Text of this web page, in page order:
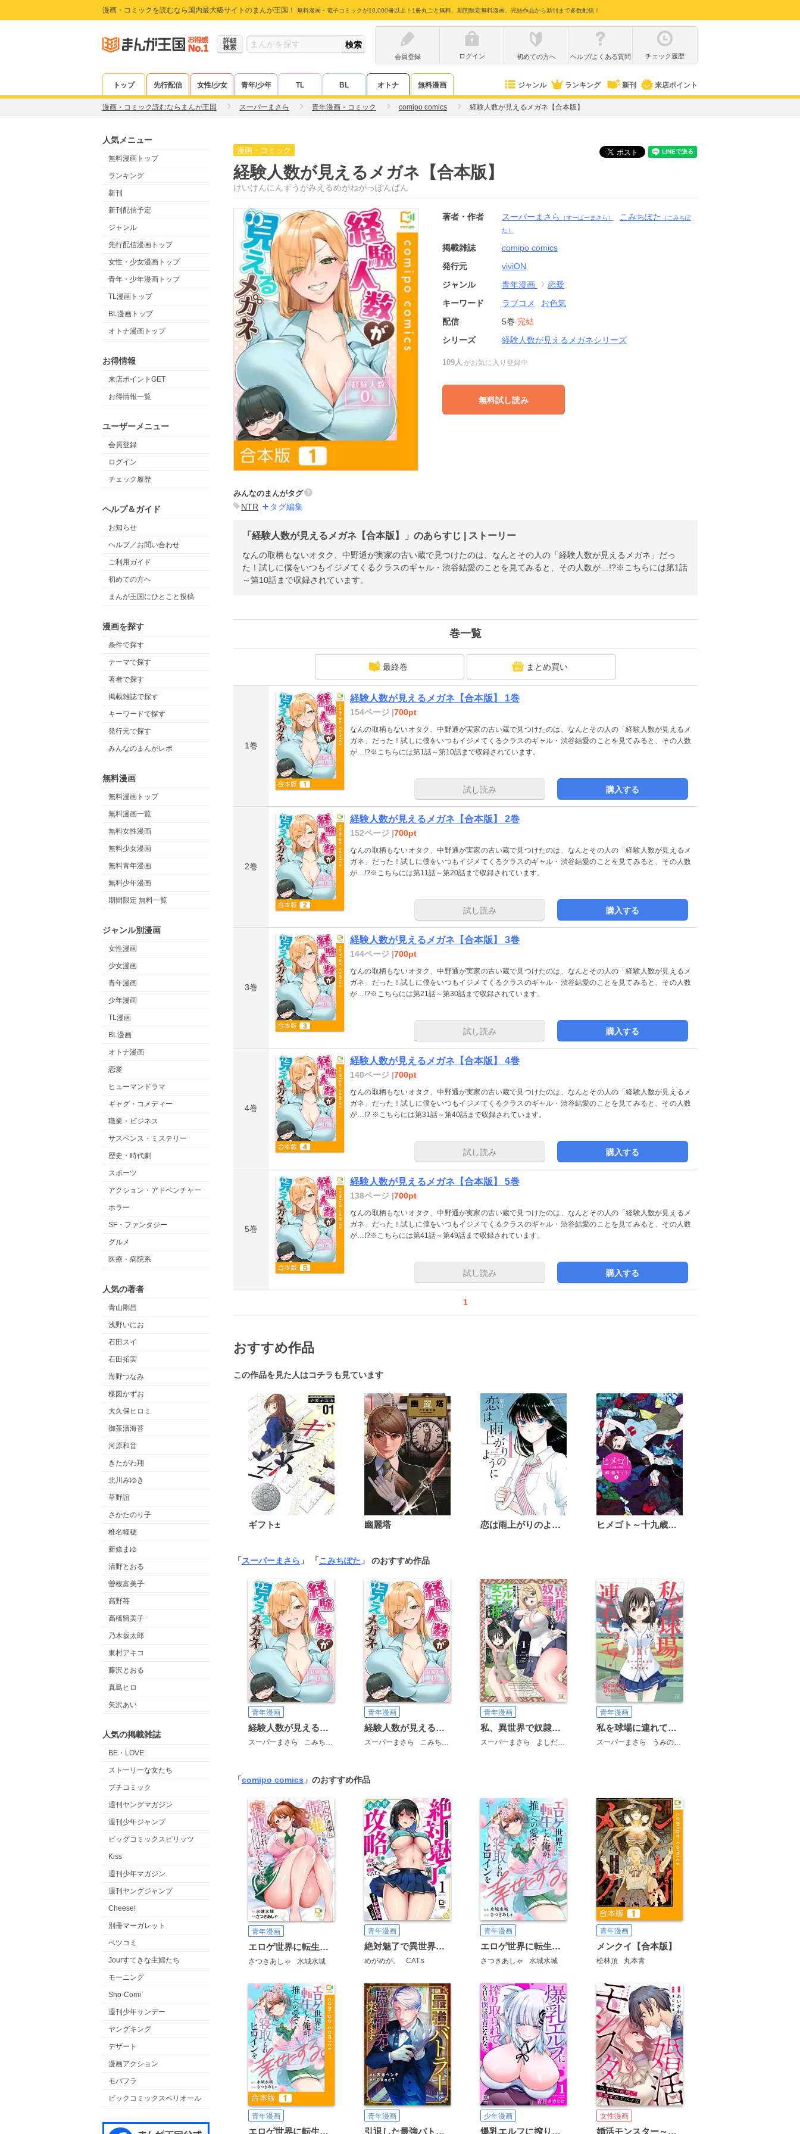
漫画・コミックを読むなら国内最大級サイトのまんが王国！ 無料漫画・電子コミックが10,000冊以上！1冊丸ごと無料、期間限定無料漫画、完結作品から新刊まで多数配信！
詳細
検索
会員登録
ログイン 初めての方へ ヘルプ/よくある質問 チェック履歴
トップ 先行配信 女性/少女 青年/少年 TL BL オトナ 無料漫画 ジャンル ランキング 新刊 来店ポイント
漫画・コミック読むならまんが王国 スーパーまさら 青年漫画・コミック comipo comics 経験人数が見えるメガネ【合本版】
人気メニュー
無料漫画トップ
ランキング
新刊
新刊配信予定
ジャンル
先行配信漫画トップ
女性・少女漫画トップ
青年・少年漫画トップ
TL漫画トップ
BL漫画トップ
オトナ漫画トップ
お得情報
来店ポイントGET
お得情報一覧
ユーザーメニュー
会員登録
ログイン
チェック履歴
ヘルプ＆ガイド
お知らせ
ヘルプ／お問い合わせ
ご利用ガイド
初めての方へ
まんが王国にひとこと投稿
漫画を探す
条件で探す
テーマで探す
著者で探す
掲載雑誌で探す
キーワードで探す
発行元で探す
みんなのまんがレポ
無料漫画
無料漫画トップ
無料漫画一覧
無料女性漫画
無料少女漫画
無料青年漫画
無料少年漫画
期間限定 無料一覧
ジャンル別漫画
女性漫画
少女漫画
青年漫画
少年漫画
TL漫画
BL漫画
オトナ漫画
恋愛
ヒューマンドラマ
ギャグ・コメディー
職業・ビジネス
サスペンス・ミステリー
歴史・時代劇
スポーツ
アクション・アドベンチャー
ホラー
SF・ファンタジー
グルメ
医療・病院系
人気の著者
青山剛昌
浅野いにお
石田スイ
石田拓実
海野つなみ
楳図かずお
大久保ヒロミ
御茶漬海苔
河原和音
きたがわ翔
北川みゆき
草野誼
さかたのり子
椎名軽穂
新條まゆ
清野とおる
曽根富美子
高野苺
高橋留美子
乃木坂太郎
東村アキコ
藤沢とおる
真島ヒロ
矢沢あい
人気の掲載雑誌
BE・LOVE
ストーリーな女たち
プチコミック
週刊ヤングマガジン
週刊少年ジャンプ
ビッグコミックスピリッツ
Kiss
週刊少年マガジン
週刊ヤングジャンプ
Cheese!
別冊マーガレット
ベツコミ
Jourすてきな主婦たち
モーニング
Sho-Comi
週刊少年サンデー
ヤングキング
デザート
漫画アクション
モバフラ
ビックコミックスペリオール
漫画・コミック
経験人数が見えるメガネ【合本版】
けいけんにんずうがみえるめがねがっぽんばん
著者・作者 スーパーまさら （すーぱーまさら） こみちぽた
（こみちぽ
た）
掲載雑誌
comipo comics
発行元
viviON
ジャンル
青年漫画
恋愛
キーワード
ラブコメ
お色気
配信
5巻 完結
シリーズ
経験人数が見えるメガネシリーズ
109人 がお気に入り登録中
無料試し読み
みんなのまんがタグ
NTR タグ編集
「経験人数が見えるメガネ【合本版】」のあらすじ | ストーリー
なんの取柄もないオタク、中野通が実家の古い蔵で見つけたのは、なんとその人の「経験人数が見えるメガネ」だっ
た！試しに僕をいつもイジメてくるクラスのギャル・渋谷結愛のことを見てみると、その人数が…!?※こちらには第1話
～第10話まで収録されています。
巻一覧
最終巻 まとめ買い
1巻
経験人数が見えるメガネ【合本版】 1巻
154ページ |700pt
なんの取柄もないオタク、中野通が実家の古い蔵で見つけたのは、なんとその人の「経験人数が見えるメ
ガネ」だった！試しに僕をいつもイジメてくるクラスのギャル・渋谷結愛のことを見てみると、その人数
が…!?※こちらには第1話～第10話まで収録されています。
試し読み 購入する
2巻
経験人数が見えるメガネ【合本版】 2巻
152ページ |700pt
なんの取柄もないオタク、中野通が実家の古い蔵で見つけたのは、なんとその人の「経験人数が見えるメ
ガネ」だった！試しに僕をいつもイジメてくるクラスのギャル・渋谷結愛のことを見てみると、その人数
が…!?※こちらには第11話～第20話まで収録されています。
試し読み 購入する
3巻
経験人数が見えるメガネ【合本版】 3巻
144ページ |700pt
なんの取柄もないオタク、中野通が実家の古い蔵で見つけたのは、なんとその人の「経験人数が見えるメ
ガネ」だった！試しに僕をいつもイジメてくるクラスのギャル・渋谷結愛のことを見てみると、その人数
が…!?※こちらには第21話～第30話まで収録されています。
試し読み 購入する
4巻
経験人数が見えるメガネ【合本版】 4巻
140ページ |700pt
なんの取柄もないオタク、中野通が実家の古い蔵で見つけたのは、なんとその人の「経験人数が見えるメ
ガネ」だった！試しに僕をいつもイジメてくるクラスのギャル・渋谷結愛のことを見てみると、その人数
が…!? ※こちらには第31話～第40話まで収録されています。
試し読み 購入する
5巻
経験人数が見えるメガネ【合本版】 5巻
138ページ |700pt
なんの取柄もないオタク、中野通が実家の古い蔵で見つけたのは、なんとその人の「経験人数が見えるメ
ガネ」だった！試しに僕をいつもイジメてくるクラスのギャル・渋谷結愛のことを見てみると、その人数
が…!?※こちらには第41話～第49話まで収録されています。
試し読み 購入する
1
おすすめ作品
この作品を見た人はコチラも見ています
ギフト± 幽麗塔 恋は雨上がりのように ヒメゴト～十九歳の制服～
「スーパーまさら 」 「こみちぽた 」 のおすすめ作品
青年漫画
経験人数が見えるメガネ【タテヨミ】
スーパーまさら こみちぽた
青年漫画
経験人数が見えるメガネ
スーパーまさら こみちぽた
青年漫画
私、異世界で奴隷にされちゃいました（泣）しかもご主人様は性格の悪いエルフの女王様！（でも超美人←ここ大事）無能すぎて罵られまくるけど同僚のオークが癒やし系だし里のエルフは可愛いし結構楽しんでる私です。
スーパーまさら よしだひでゆき
青年漫画
私を球場に連れてって！
スーパーまさら うみのとも
「comipo comics 」のおすすめ作品
青年漫画
エロゲ世界に転生した俺が、推しへの愛で寝取られヒロインを幸せにする。【電子単行本】
さつきあしゃ 水城水城
青年漫画
絶対魅了で異世界攻略！～高慢女わからせハーレム計画～【電子単行本】
めがめが。 CAT.s
青年漫画
エロゲ世界に転生した俺が、推しへの愛で寝取られヒロインを幸せにする。
さつきあしゃ 水城水城
青年漫画
メンクイ【合本版】
松林頂 丸本青
青年漫画
エロゲ世界に転生した俺が、推しへの愛で寝取られヒロインを幸せにする。【合本版】
青年漫画
引退した最強バトラーは自由に魔法研究を楽しみます
少年漫画
爆乳エルフに搾り取られて、今日も僕は勇者になれない。【電子単行本】
女性漫画
婚活モンスター～ハイスペ彼氏に執着するヤバイ女～【電子単行本】